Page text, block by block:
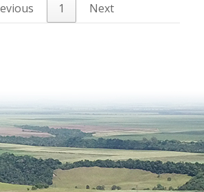
1 Next